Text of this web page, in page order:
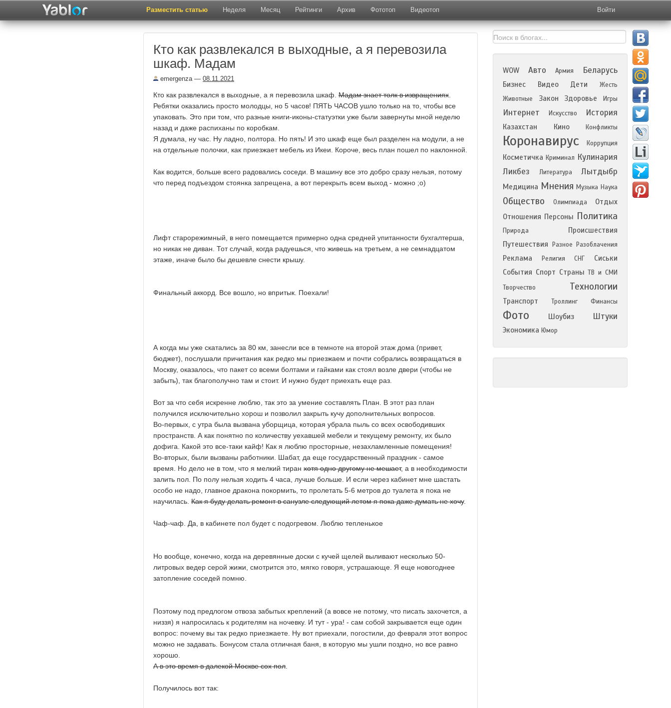
Разместить статью Неделя Месяц Рейтинги Архив Фототоп Видеотоп Войти
Кто как развлекался в выходные, а я перевозила
шкаф. Мадам
emergenza— 08.11.2021
Кто как развлекался в выходные, а я перевозила шкаф. Мадам знает толк в извращениях
Ребятки оказались просто молодцы, но 5 часов! ПЯТЬ ЧАСОВ ушло только на то, чтобы все
упаковать. Это при том, что разные книги-иконы-статуэтки уже были завернуты мной неделю
назад и даже распиханы по коробкам.
Я думала, ну час. Ну ладно, полтора. Но пять! И это шкаф еще был разделен на модули, а не
на отдельные полочки, как приезжает мебель из Икеи. Короче, весь план пошел по наклонной.
Как водится, больше всего радовались соседи. В машину все это добро сразу нельзя, потому
что перед подъездом стоянка запрещена, а вот перекрыть всем выход - можно ;о)
Лифт старорежимный, в него помещается примерно одна средней упитанности бухгалтерша,
но никак не диван. Тот случай, когда радуешься, что живешь на третьем, а не семнадцатом
этаже, иначе было бы дешевле снести крышу.
Финальный аккорд. Все вошло, но впритык. Поехали!
А когда мы уже скатались за 80 км, занесли все в темноте на второй этаж дома (привет,
бюджет), послушали причитания как редко мы приезжаем и почти собрались возвращаться в
Москву, оказалось, что пакет со всеми болтами и гайками как стоял возле двери (чтобы не
забыть), так благополучно там и стоит. И нужно будет приехать еще раз.
Вот за что себя искренне люблю, так это за умение составлять План. В этот раз план
получился исключительно хорош и позволил закрыть кучу дополнительных вопросов.
Во-первых, с утра была вызвана уборщица, которая убрала пыль со всех освободивших
пространств. А как понятно по количеству уехавшей мебели и текущему ремонту, их было
дофига. Какой это все-таки кайф! Как я люблю просторные, незахламленные помещения!
Во-вторых, были вызваны работники. Шабат, да еще государственный праздник - самое
время. Но дело не в том, что я мелкий тиран хотя одно другому не мешает, а в необходимости
залить пол. По полу нельзя ходить 4 часа, лучше больше. И если через кабинет мне шастать
особо не надо, главное дракона покормить, то пролетать 5-6 метров до туалета я пока не
научилась. Как я буду делать ремонт в санузле следующий летом я пока даже думать не хочу.
Чаф-чаф. Да, в кабинете пол будет с подогревом. Люблю тепленькое
Но вообще, конечно, когда на деревянные доски с кучей щелей выливают несколько 50-
литровых ведер серой жижи, смотрится это, мягко говоря, устрашающе. Я еще новогоднее
затопление соседей помню.
Поэтому под предлогом отвоза забытых креплений (а вовсе не потому, что писать захочется, а
низзя) я напросилась к родителям на ночевку. И тут - ура! - сам собой закрывается еще один
вопрос: почему вы так редко приезжаете. Ну вот приехали, погостили, до февраля этот вопрос
можно не задавать. Бонусом стала отличная баня, в которую мы ушли поздно, но все равно
хорошо.
А в это время в далекой Москве сох пол
Получилось вот так:
WOW Авто Армия Беларусь
Бизнес Видео Дети
Жесть
Животные
Закон Здоровье Игры
Интернет Искусство История
Казахстан Кино Конфликты
Коронавирус Коррупция
Косметичка Криминал Кулинария
Ликбез
Литература Лытдыбр
Медицина Мнения Музыка Наука
Общество Олимпиада
Отдых
Отношения Персоны Политика
Природа
Происшествия
Путешествия
Разное Разоблачения
Реклама Религия СНГ
Сиськи
События Спорт Страны ТВ и СМИ
Творчество
Технологии
Транспорт Троллинг Финансы
Фото Шоубиз Штуки
Экономика Юмор